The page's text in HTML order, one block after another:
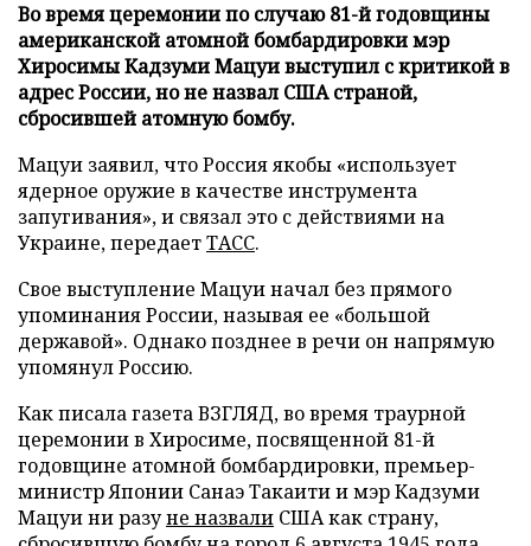
Во время церемонии по случаю 81-й годовщины
американской атомной бомбардировки мэр
Хиросимы Кадзуми Мацуи выступил с критикой в
адрес России, но не назвал США страной,
сбросившей атомную бомбу.
Мацуи заявил, что Россия якобы «использует
ядерное оружие в качестве инструмента
запугивания», и связал это с действиями на
Украине, передаетТАСС.
Свое выступление Мацуи начал без прямого
упоминания России, называя ее «большой
державой». Однако позднее в речи он напрямую
упомянул Россию.
Как писала газета ВЗГЛЯД, во время траурной
церемонии в Хиросиме, посвященной 81-й
годовщине атомной бомбардировки, премьер-
министр Японии Санаэ Такаити и мэр Кадзуми
Мацуи ни разуне назвали США как страну,